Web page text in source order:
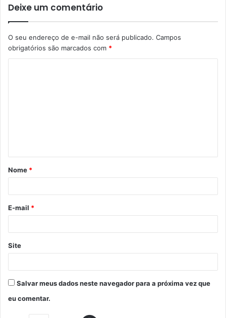
Deixe um comentário
O seu endereço de e-mail não será publicado. Campos
obrigatórios são marcados com *
Nome *
E-mail *
Site
Salvar meus dados neste navegador para a próxima vez que
eu comentar.